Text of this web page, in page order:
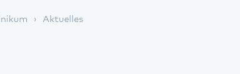
Aktuelles